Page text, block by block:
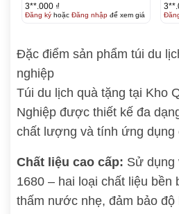
3**.000 ₫
Đăng kýhoặc Đăng nhậpđể xem giá
Đặc điểm sản phẩm túi du
nghiệp
Túi du lịch quà tặng tại Kho
Nghiệp được thiết kế đa
chất lượng và tính ứng dụng
Chất liệu cao cấp: Sử dụng
1680 – hai loại chất liệu bền
thấm nước nhẹ, đảm bảo độ